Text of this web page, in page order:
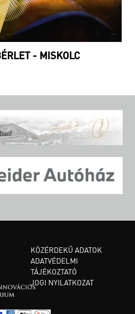
- MISKOLC
KÖZÉRDEKŰ ADATOK
ADATVÉDELMI
TÁJÉKOZTATÓ
JOGI NYILATKOZAT